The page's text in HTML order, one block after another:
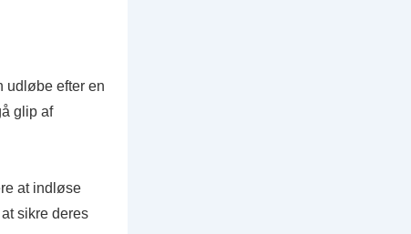
udløbe efter en
glip af
at indløse
sikre deres